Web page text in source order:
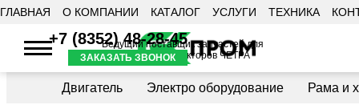
ГЛАВНАЯ О КОМПАНИИ КАТАЛОГ УСЛУГИ ТЕХНИКА
Ведущий поставщик запчастей для
бульдозеров и тракторов ЧЕТРА
+7 (8352) 48-28-45
ЗАКАЗАТЬ ЗВОНОК
Двигатель Электро оборудование Рама и